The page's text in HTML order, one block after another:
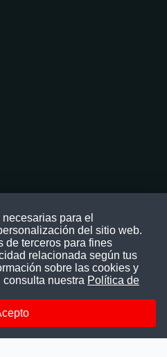
a través
correo:
para el
del sitio web.
de terceros para fines
relacionada según tus
sobre las cookies y
nuestra Política de